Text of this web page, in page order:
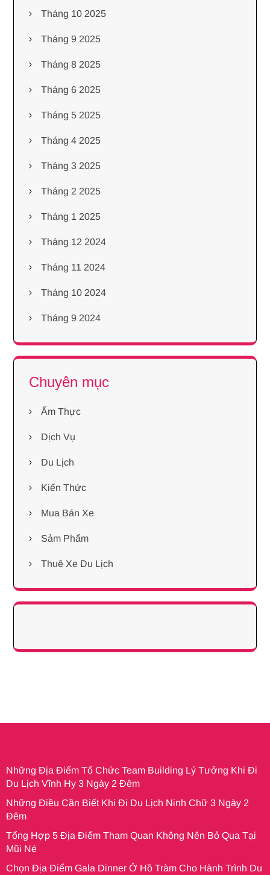
Tháng 10 2025
Tháng 9 2025
Tháng 8 2025
Tháng 6 2025
Tháng 5 2025
Tháng 4 2025
Tháng 3 2025
Tháng 2 2025
Tháng 1 2025
Tháng 12 2024
Tháng 11 2024
Tháng 10 2024
Tháng 9 2024
Chuyên mục
Ẩm Thực
Dịch Vụ
Du Lịch
Kiến Thức
Mua Bán Xe
Sảm Phẩm
Thuê Xe Du Lịch
Những Địa Điểm Tổ Chức Team Building Lý Tưởng Khi Đi
Du Lịch Vĩnh Hy 3 Ngày 2 Đêm
Những Điều Cần Biết Khi Đi Du Lịch Ninh Chữ 3 Ngày 2
Đêm
Tổng Hợp 5 Địa Điểm Tham Quan Không Nên Bỏ Qua Tại
Mũi Né
Chọn Địa Điểm Gala Dinner Ở Hồ Tràm Cho Hành Trình Du